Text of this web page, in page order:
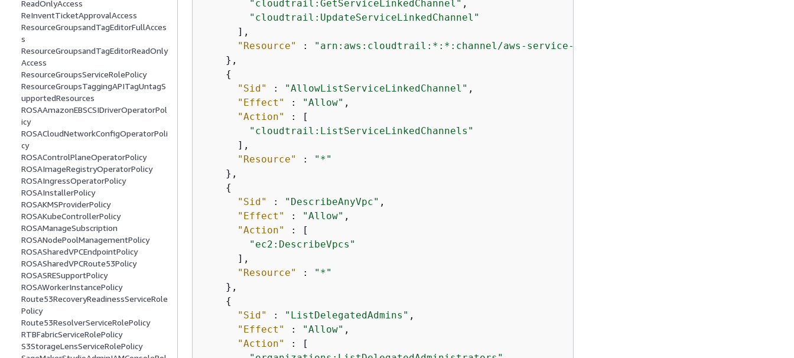
ReadOnlyAccess
ReInventTicketApprovalAccess
ResourceGroupsandTagEditorFullAcces
s
ResourceGroupsandTagEditorReadOnly
Access
ResourceGroupsServiceRolePolicy
ResourceGroupsTaggingAPITagUntagS
upportedResources
ROSAAmazonEBSCSIDriverOperatorPol
icy
ROSACloudNetworkConfigOperatorPoli
cy
ROSAControlPlaneOperatorPolicy
ROSAImageRegistryOperatorPolicy
ROSAIngressOperatorPolicy
ROSAInstallerPolicy
ROSAKMSProviderPolicy
ROSAKubeControllerPolicy
ROSAManageSubscription
ROSANodePoolManagementPolicy
ROSASharedVPCEndpointPolicy
ROSASharedVPCRoute53Policy
ROSASRESupportPolicy
ROSAWorkerInstancePolicy
Route53RecoveryReadinessServiceRole
Policy
Route53ResolverServiceRolePolicy
RTBFabricServiceRolePolicy
S3StorageLensServiceRolePolicy
"cloudtrail:GetServiceLinkedChannel" ,
"cloudtrail:UpdateServiceLinkedChannel"
      ],
"Resource"
:
"arn:aws:cloudtrail:*:*:channel/aws-service-channel/security-lake/*"
    },
{
"Sid"
: "AllowListServiceLinkedChannel" ,
"Effect"
: "Allow" ,
"Action"
: [
"cloudtrail:ListServiceLinkedChannels"
      ],
"Resource"
:
"*"
    },
{
"Sid"
: "DescribeAnyVpc" ,
"Effect"
: "Allow" ,
"Action"
: [
"ec2:DescribeVpcs"
      ],
"Resource"
:
"*"
    },
{
"Sid"
: "ListDelegatedAdmins" ,
"Effect"
: "Allow" ,
"Action"
: [